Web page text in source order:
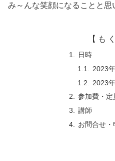
み～んな笑顔になることと思
【 も
日時
2023
2023
参加費・定
講師
お問合せ・